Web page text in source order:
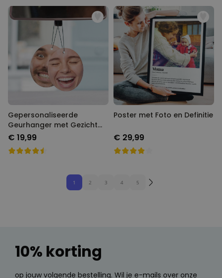
Gepersonaliseerde
Geurhanger met Gezicht set
van 2
€ 19,99
Poster met Foto en Definitie
€ 29,99
1 2 3 4 5
10% korting
op jouw volgende bestelling. Wil je e-mails over onze